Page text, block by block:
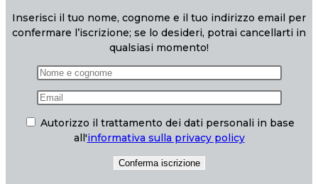
Inserisci il tuo nome, cognome e il tuo indirizzo email per
confermare l’iscrizione; se lo desideri, potrai cancellarti in
qualsiasi momento!
Autorizzo il trattamento dei dati personali in base
all'informativa sulla privacy policy